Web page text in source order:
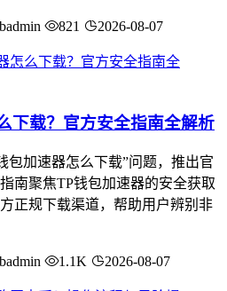
821 2026-08-07
下载？官方安全指南全解析
包加速器怎么下载”问题，推出官
南聚焦TP钱包加速器的安全获取
正规下载渠道，帮助用户辨别非
1.1K 2026-08-07